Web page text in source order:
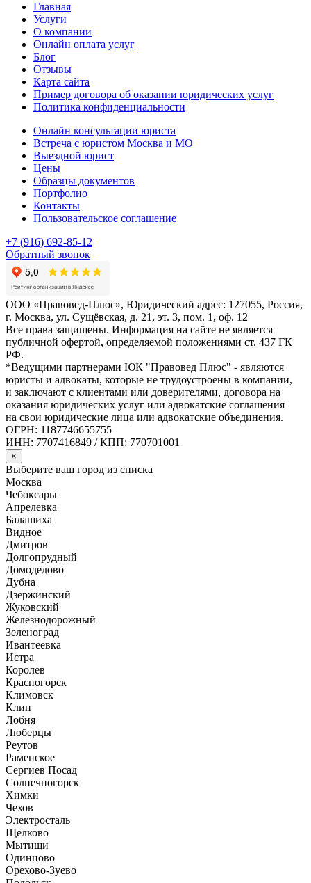
Главная
Услуги
О компании
Онлайн оплата услуг
Блог
Отзывы
Карта сайта
Пример договора об оказании юридических услуг
Политика конфиденциальности
Онлайн консультации юриста
Встреча с юристом Москва и МО
Выездной юрист
Цены
Образцы документов
Портфолио
Контакты
Пользовательское соглашение
+7 (916) 692-85-12
Обратный звонок
ООО «Правовед-Плюс», Юридический адрес: 127055, Россия,
г. Москва, ул. Сущёвская, д. 21, эт. 3, пом. 1, оф. 12
Все права защищены. Информация на сайте не является
публичной офертой, определяемой положениями ст. 437 ГК
РФ.
*Ведущими партнерами ЮК "Правовед Плюс" - являются
юристы и адвокаты, которые не трудоустроены в компании,
и заключают с клиентами или доверителями, договора на
оказания юридических услуг или адвокатские соглашения
на свои юридические лица или адвокатские объединения.
ОГРН: 1187746655755
ИНН: 7707416849 / КПП: 770701001
×
Выберите ваш город из списка
Москва
Чебоксары
Апрелевка
Балашиха
Видное
Дмитров
Долгопрудный
Домодедово
Дубна
Дзержинский
Жуковский
Железнодорожный
Зеленоград
Ивантеевка
Истра
Королев
Красногорск
Климовск
Клин
Лобня
Люберцы
Реутов
Раменское
Сергиев Посад
Солнечногорск
Химки
Чехов
Электросталь
Щелково
Мытищи
Одинцово
Орехово-Зуево